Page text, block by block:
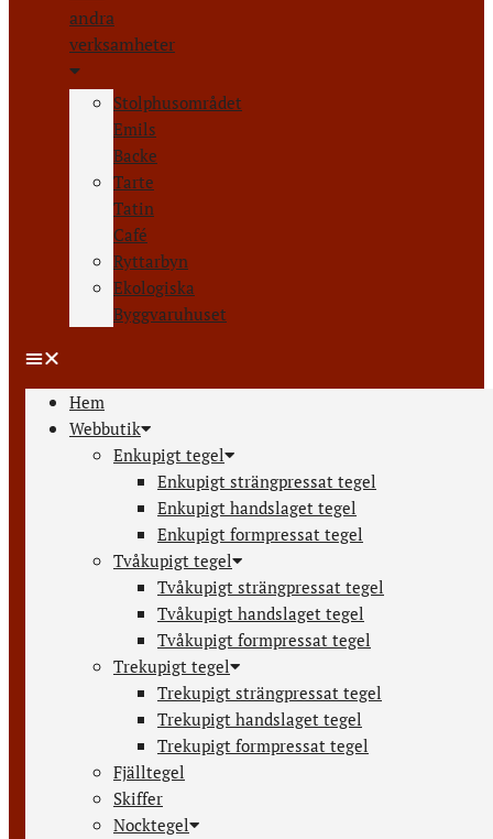
andra
verksamheter
Stolphusområdet
Emils
Backe
Tarte
Tatin
Café
Ryttarbyn
Ekologiska
Byggvaruhuset
Hem
Webbutik
Enkupigt tegel
Enkupigt strängpressat tegel
Enkupigt handslaget tegel
Enkupigt formpressat tegel
Tvåkupigt tegel
Tvåkupigt strängpressat tegel
Tvåkupigt handslaget tegel
Tvåkupigt formpressat tegel
Trekupigt tegel
Trekupigt strängpressat tegel
Trekupigt handslaget tegel
Trekupigt formpressat tegel
Fjälltegel
Skiffer
Nocktegel